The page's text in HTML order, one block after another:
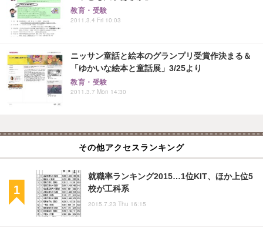
教育・受験
2011.3.4 Fri 10:03
ニッサン童話と絵本のグランプリ受賞作決まる＆
「ゆかいな絵本と童話展」3/25より
教育・受験
2011.3.7 Mon 14:30
その他アクセスランキング
就職率ランキング2015…1位KIT、ほか上位5
校が工科系
2015.7.23 Thu 16:15